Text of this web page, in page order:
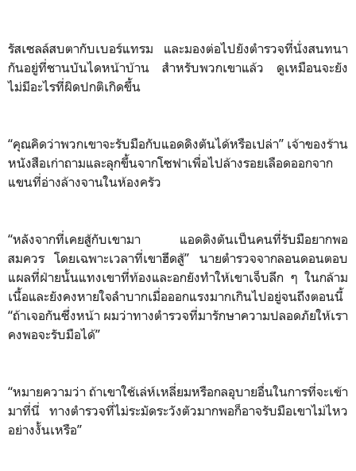
รัสเซลล์สบตากับเบอร์แทรม และมองต่อไปยังตำรวจที่นั่งสนทนา
กันอยู่ที่ชานบันไดหน้าบ้าน สำหรับพวกเขาแล้ว ดูเหมือนจะยัง
ไม่มีอะไรที่ผิดปกติเกิดขึ้น
“คุณคิดว่าพวกเขาจะรับมือกับแอดดิงตันได้หรือเปล่า” เจ้าของร้าน
หนังสือเก่าถามและลุกขึ้นจากโซฟาเพื่อไปล้างรอยเลือดออกจาก
แขนที่อ่างล้างจานในห้องครัว
“หลังจากที่เคยสู้กับเขามา แอดดิงตันเป็นคนที่รับมือยากพอ
สมควร โดยเฉพาะเวลาที่เขาฮึดสู้” นายตำรวจจากลอนดอนตอบ
แผลที่ฝ่ายนั้นแทงเขาที่ท้องและอกยังทำให้เขาเจ็บลึก ๆ ในกล้าม
เนื้อและยังคงหายใจลำบากเมื่อออกแรงมากเกินไปอยู่จนถึงตอนนี้
“ถ้าเจอกันซึ่งหน้า ผมว่าทางตำรวจที่มารักษาความปลอดภัยให้เรา
คงพอจะรับมือได้”
“หมายความว่า ถ้าเขาใช้เล่ห์เหลี่ยมหรือกลอุบายอื่นในการที่จะเข้า
มาที่นี่ ทางตำรวจที่ไม่ระมัดระวังตัวมากพอก็อาจรับมือเขาไม่ไหว
อย่างงั้นเหรือ”